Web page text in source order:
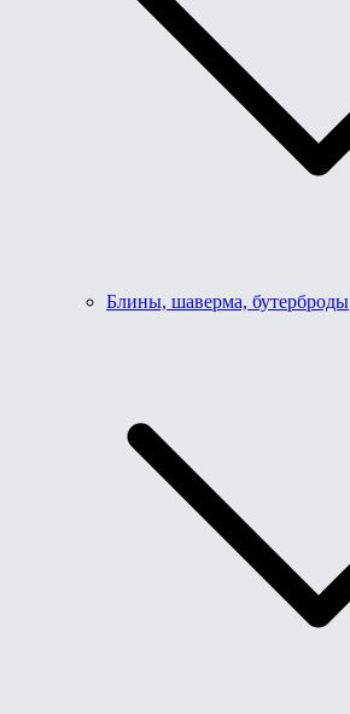
Блины, шаверма, бутерброды